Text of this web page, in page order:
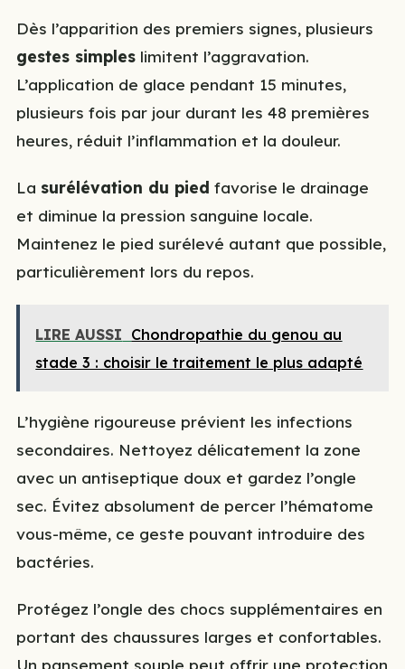
Dès l’apparition des premiers signes, plusieurs
gestes simples limitent l’aggravation.
L’application de glace pendant 15 minutes,
plusieurs fois par jour durant les 48 premières
heures, réduit l’inflammation et la douleur.
La surélévation du pied favorise le drainage
et diminue la pression sanguine locale.
Maintenez le pied surélevé autant que possible,
particulièrement lors du repos.
LIRE AUSSI Chondropathie du genou au
stade 3 : choisir le traitement le plus adapté
L’hygiène rigoureuse prévient les infections
secondaires. Nettoyez délicatement la zone
avec un antiseptique doux et gardez l’ongle
sec. Évitez absolument de percer l’hématome
vous-même, ce geste pouvant introduire des
bactéries.
Protégez l’ongle des chocs supplémentaires en
portant des chaussures larges et confortables.
Un pansement souple peut offrir une protection